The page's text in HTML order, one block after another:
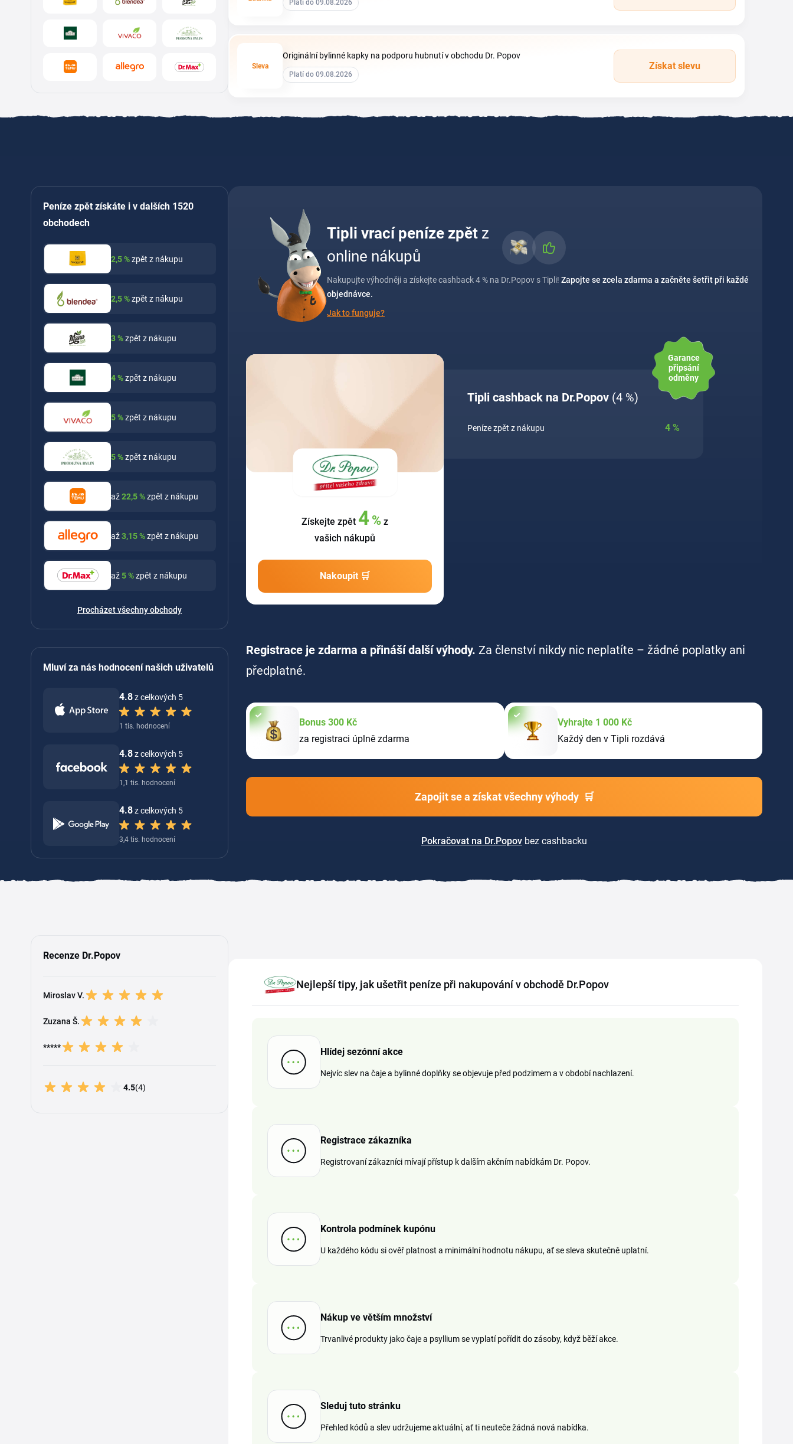
Platí do 09.08.2026
Sleva
Originální bylinné kapky na podporu hubnutí v obchodu Dr. Popov
Platí do 09.08.2026
Získat slevu
Peníze zpět získáte i v dalších 1520
obchodech
2,5%zpět z nákupu
2,5%zpět z nákupu
3%zpět z nákupu
4%zpět z nákupu
5%zpět z nákupu
5%zpět z nákupu
až22,5%zpět z nákupu
až3,15%zpět z nákupu
až5%zpět z nákupu
Procházet všechny obchody
Mluví za nás hodnocení našich uživatelů
4.8z celkových 5
1 tis. hodnocení
4.8z celkových 5
1,1 tis. hodnocení
4.8z celkových 5
3,4 tis. hodnocení
Tipli vrací peníze zpět z
online nákupů
Nakupujte výhodněji a získejte cashback 4 % na Dr.Popov s Tipli! Zapojte se zcela zdarma a začněte šetřit při každé
objednávce.
Jak to funguje?
Získejte zpět 4 % z
vašich nákupů
Nakoupit 🛒
Tipli cashback na Dr.Popov (4 %)
Peníze zpět z nákupu 4 %
Garance
připsání
odměny
Registrace je zdarma a přináší další výhody. Za členství nikdy nic neplatíte – žádné poplatky ani
předplatné.
Bonus 300 Kč
za registraci úplně zdarma
Vyhrajte 1 000 Kč
Každý den v Tipli rozdává
Zapojit se a získat všechny výhody 🛒
Pokračovat na Dr.Popov bez cashbacku
Recenze Dr.Popov
Miroslav V.
Zuzana Š.
*****
4.5(4)
Nejlepší tipy, jak ušetřit peníze při nakupování v obchodě Dr.Popov
Hlídej sezónní akce
Nejvíc slev na čaje a bylinné doplňky se objevuje před podzimem a v období nachlazení.
Registrace zákazníka
Registrovaní zákazníci mívají přístup k dalším akčním nabídkám Dr. Popov.
Kontrola podmínek kupónu
U každého kódu si ověř platnost a minimální hodnotu nákupu, ať se sleva skutečně uplatní.
Nákup ve větším množství
Trvanlivé produkty jako čaje a psyllium se vyplatí pořídit do zásoby, když běží akce.
Sleduj tuto stránku
Přehled kódů a slev udržujeme aktuální, ať ti neuteče žádná nová nabídka.